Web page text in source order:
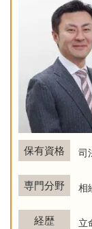
保有資格 司
専門分野 相
経歴
立